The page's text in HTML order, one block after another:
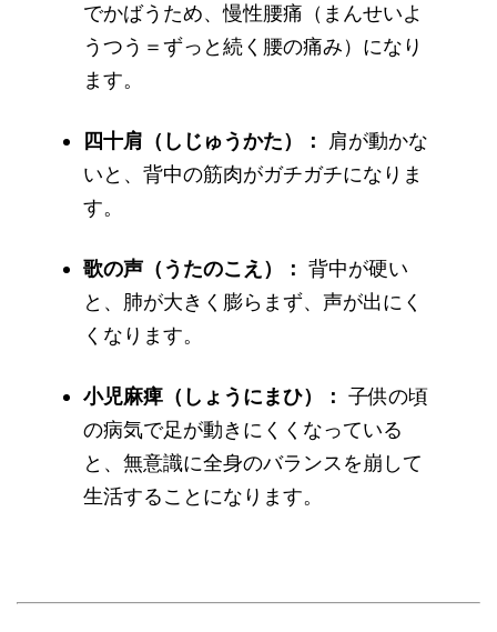
でかばうため、慢性腰痛（まんせいよ
うつう＝ずっと続く腰の痛み）になり
ます。
四十肩（しじゅうかた）：
肩が動かな
いと、背中の筋肉がガチガチになりま
す。
歌の声（うたのこえ）： 背中が硬い
と、肺が大きく膨らまず、声が出にく
くなります。
小児麻痺（しょうにまひ）： 子供の頃
の病気で足が動きにくくなっている
と、無意識に全身のバランスを崩して
生活することになります。